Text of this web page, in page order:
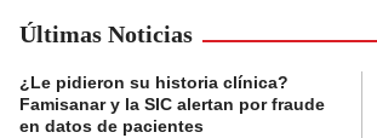
Últimas Noticias
¿Le pidieron su historia clínica?
Famisanar y la SIC alertan por fraude
en datos de pacientes